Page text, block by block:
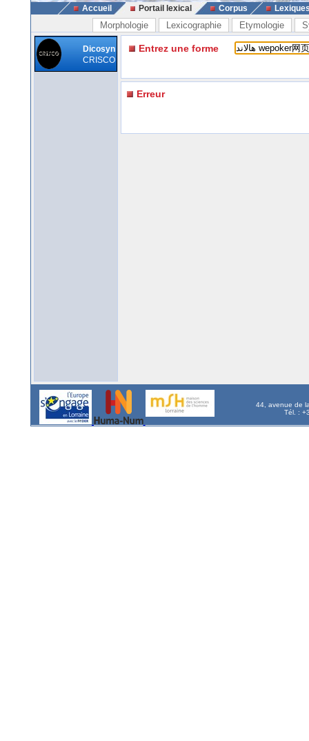
Accueil Portail lexical Corpus
Morphologie Lexicographie Etymologie
Dicosyn
CRISCO
Entrez une forme
Erreur
44, avenue de
Tél. :